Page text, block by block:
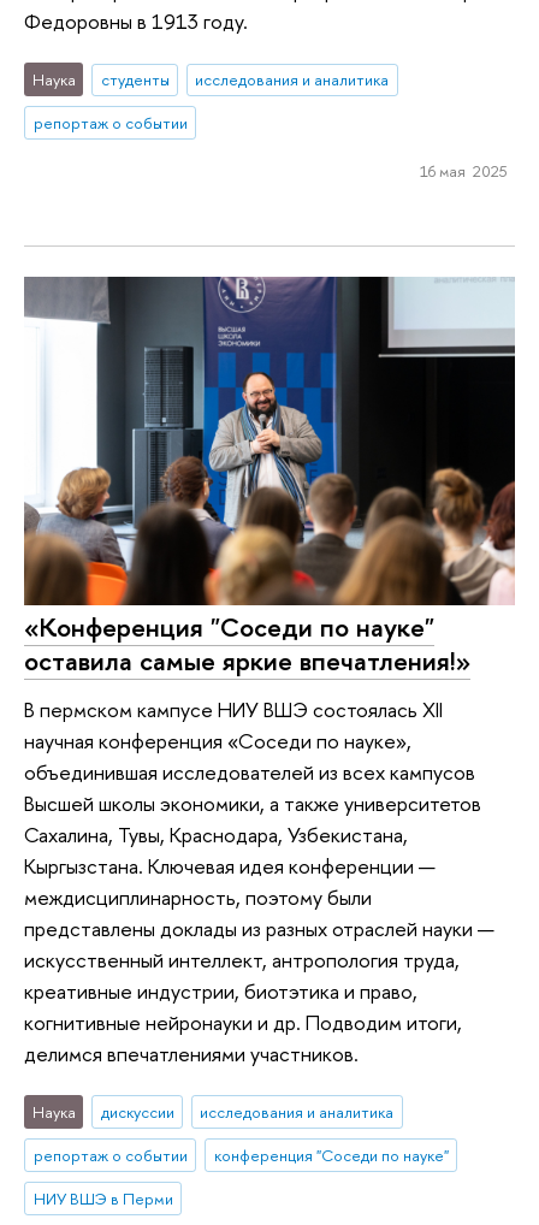
Федоровны в 1913 году.
Наука студенты
исследования и аналитика
репортаж о событии
16 мая 2025
«Конференция "Соседи по науке"
оставила самые яркие впечатления!»
В пермском кампусе НИУ ВШЭ состоялась XII
научная конференция «Соседи по науке»,
объединившая исследователей из всех кампусов
Высшей школы экономики, а также университетов
Сахалина, Тувы, Краснодара, Узбекистана,
Кыргызстана. Ключевая идея конференции —
междисциплинарность, поэтому были
представлены доклады из разных отраслей науки —
искусственный интеллект, антропология труда,
креативные индустрии, биотэтика и право,
когнитивные нейронауки и др. Подводим итоги,
делимся впечатлениями участников.
Наука дискуссии
исследования и аналитика
репортаж о событии
конференция "Соседи по науке"
НИУ ВШЭ в Перми